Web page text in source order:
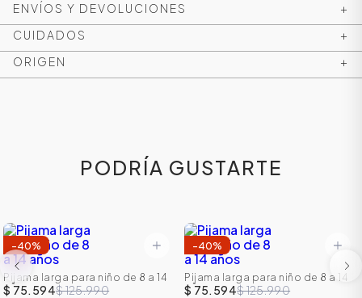
ENVÍOS Y DEVOLUCIONES
+
CUIDADOS
+
ORIGEN
+
PODRÍA GUSTARTE
-40%
Pijama larga para niño de 8 a 14
años
$ 75.594$ 125.990
-40%
Pijama larga para niño de 8 a 14
años
$ 75.594$ 125.990